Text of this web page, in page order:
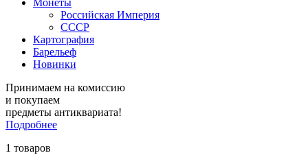
Российская Империя
СССР
Картография
Барельеф
Новинки
Принимаем на комиссию
и покупаем
предметы антиквариата!
Подробнее
1 товаров